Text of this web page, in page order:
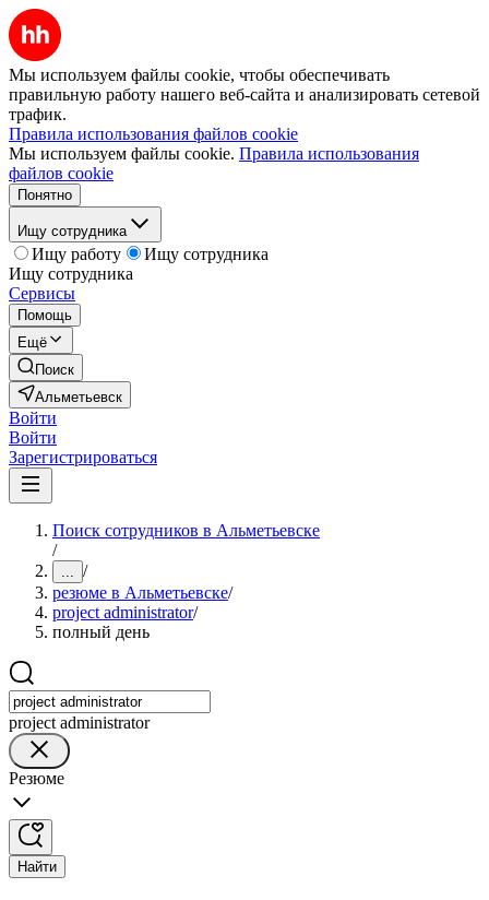
Мы используем файлы cookie, чтобы обеспечивать
правильную работу нашего веб-сайта и анализировать сетевой
трафик.
Правила использования файлов cookie
Мы используем файлы cookie. Правила использования
файлов cookie
Понятно
Ищу сотрудника
Ищу работу
Ищу сотрудника
Ищу сотрудника
Сервисы
Помощь
Ещё
Поиск
Альметьевск
Войти
Войти
Зарегистрироваться
Поиск сотрудников в Альметьевске
/
... /
резюме в Альметьевске/
project administrator/
полный день
project administrator
Резюме
Найти